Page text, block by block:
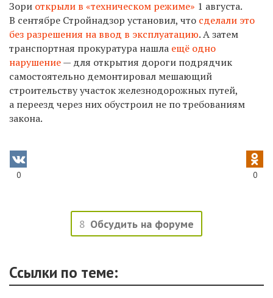
Зори открыли в «техническом режиме» 1 августа.
В сентябре Стройнадзор установил, что сделали это
без разрешения на ввод в эксплуатацию. А затем
транспортная прокуратура нашла ещё одно
нарушение— для открытия дороги подрядчик
самостоятельно демонтировал мешающий
строительству участок железнодорожных путей,
а переезд через них обустроил не по требованиям
закона.
0 0
8 Обсудить на форуме
Ссылки по теме: